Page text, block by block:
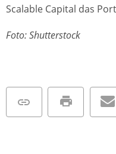
Scalable Capital das
Foto: Shutterstock